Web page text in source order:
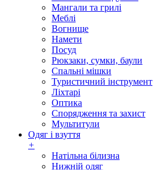
Мангали та грилі
Меблі
Вогнище
Намети
Посуд
Рюкзаки, сумки, баули
Спальні мішки
Туристичний інструмент
Ліхтарі
Оптика
Спорядження та захист
Мультитули
Одяг і взуття
+
Натільна білизна
Нижній одяг